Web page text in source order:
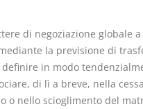
di negoziazione globale
la previsione di
in modo
di lì a breve, nella
o nello scioglimento del
e
giuridica
Minussi